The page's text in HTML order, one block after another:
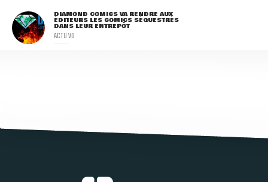
DIAMOND COMICS VA RENDRE AUX
ÉDITEURS LES COMICS SÉQUESTRÉS
DANS LEUR ENTREPÔT
ACTU VO